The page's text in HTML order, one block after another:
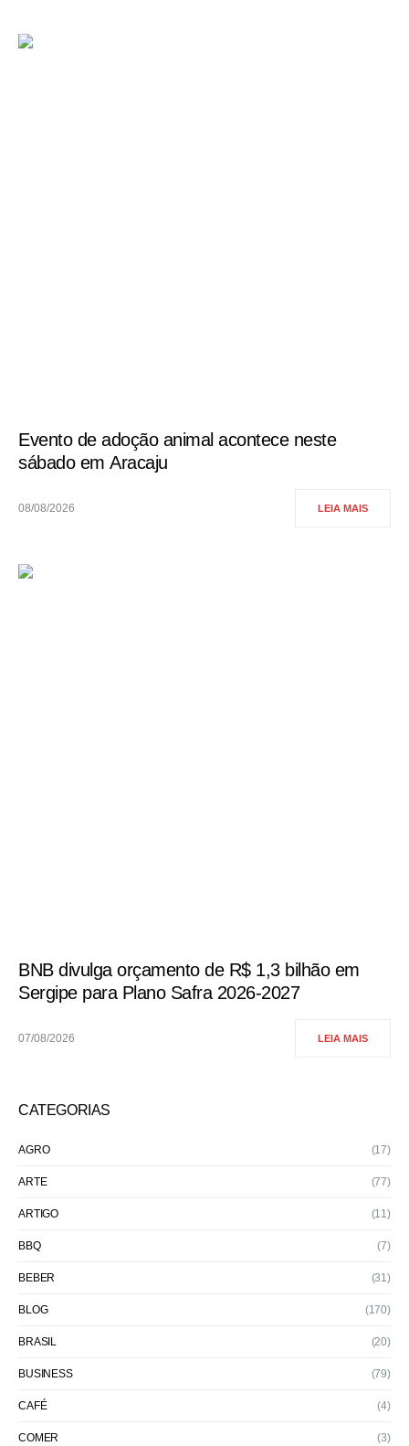
Evento de adoção animal acontece neste
sábado em Aracaju
08/08/2026 LEIA MAIS
BNB divulga orçamento de R$ 1,3 bilhão em
Sergipe para Plano Safra 2026-2027
07/08/2026 LEIA MAIS
CATEGORIAS
AGRO (17)
ARTE (77)
ARTIGO (11)
BBQ (7)
BEBER (31)
BLOG (170)
BRASIL (20)
BUSINESS (79)
CAFÉ (4)
COMER (3)